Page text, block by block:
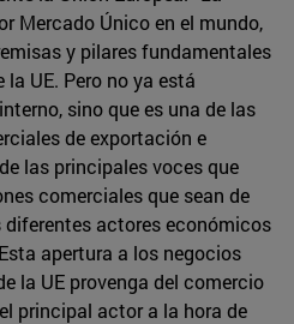
Mercado Único en el mundo,
y pilares fundamentales
UE. Pero no ya está
sino que es una de las
de exportación e
las principales voces que
comerciales que sean de
actores económicos
apertura a los negocios
la UE provenga del comercio
principal actor a la hora de